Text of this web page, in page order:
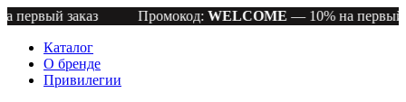
заказ Промокод:WELCOME— 10% на первый заказ
Каталог
О бренде
Привилегии